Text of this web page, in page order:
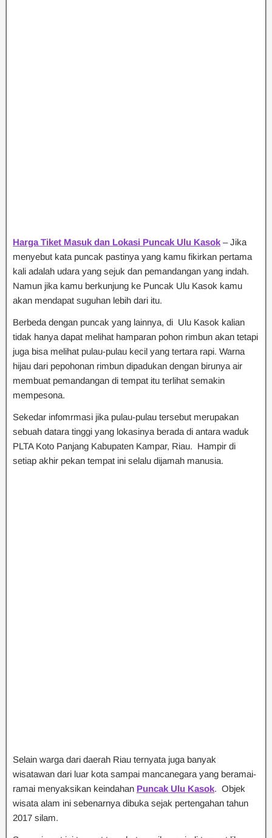
Harga Tiket Masuk dan Lokasi Puncak Ulu Kasok – Jika
menyebut kata puncak pastinya yang kamu fikirkan pertama
kali adalah udara yang sejuk dan pemandangan yang indah.
Namun jika kamu berkunjung ke Puncak Ulu Kasok kamu
akan mendapat suguhan lebih dari itu.
Berbeda dengan puncak yang lainnya, di Ulu Kasok kalian
tidak hanya dapat melihat hamparan pohon rimbun akan tetapi
juga bisa melihat pulau-pulau kecil yang tertara rapi. Warna
hijau dari pepohonan rimbun dipadukan dengan birunya air
membuat pemandangan di tempat itu terlihat semakin
mempesona.
Sekedar infomrmasi jika pulau-pulau tersebut merupakan
sebuah datara tinggi yang lokasinya berada di antara waduk
PLTA Koto Panjang Kabupaten Kampar, Riau. Hampir di
setiap akhir pekan tempat ini selalu dijamah manusia.
Selain warga dari daerah Riau ternyata juga banyak
wisatawan dari luar kota sampai mancanegara yang beramai-
ramai menyaksikan keindahan Puncak Ulu Kasok. Objek
wisata alam ini sebenarnya dibuka sejak pertengahan tahun
2017 silam.